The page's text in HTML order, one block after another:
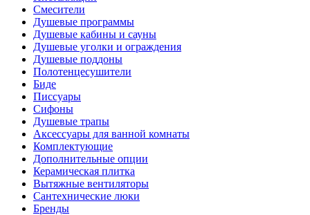
Смесители
Душевые программы
Душевые кабины и сауны
Душевые уголки и ограждения
Душевые поддоны
Полотенцесушители
Биде
Писсуары
Сифоны
Душевые трапы
Аксессуары для ванной комнаты
Комплектующие
Дополнительные опции
Керамическая плитка
Вытяжные вентиляторы
Сантехнические люки
Бренды